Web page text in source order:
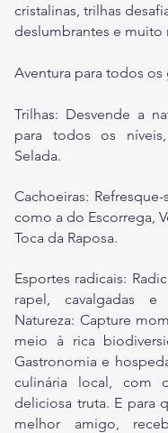
cristalinas, trilhas
deslumbrantes e muito
Aventura para todos os
Trilhas: Desvende a
para todos os
Selada.
Cachoeiras:
como a do Escorrega,
Toca da Raposa.
Esportes radicais:
rapel, cavalgadas e
Natureza: Capture
meio à rica
Gastronomia e
culinária local, com
deliciosa truta. E para
melhor amigo,